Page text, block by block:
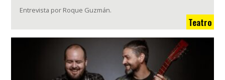
Entrevista por Roque Guzmán.
Teatro